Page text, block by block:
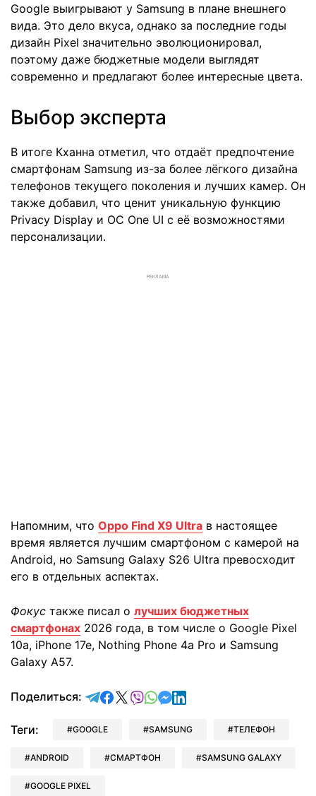
Google выигрывают у Samsung в плане внешнего
вида. Это дело вкуса, однако за последние годы
дизайн Pixel значительно эволюционировал,
поэтому даже бюджетные модели выглядят
современно и предлагают более интересные цвета.
Выбор эксперта
В итоге Кханна отметил, что отдаёт предпочтение
смартфонам Samsung из-за более лёгкого дизайна
телефонов текущего поколения и лучших камер. Он
также добавил, что ценит уникальную функцию
Privacy Display и ОС One UI с её возможностями
персонализации.
РЕКЛАМА
Напомним, что Oppo Find X9 Ultra в настоящее
время является лучшим смартфоном с камерой на
Android, но Samsung Galaxy S26 Ultra превосходит
его в отдельных аспектах.
Фокус также писал о лучших бюджетных
смартфонах 2026 года, в том числе о Google Pixel
10a, iPhone 17e, Nothing Phone 4a Pro и Samsung
Galaxy A57.
Поделиться: отправить в Telegram
поделиться в Facebook
поделиться в X
отправить в Viber
отправить в Whatsapp
отправить в Messenger
отправить в LinkedIn
Теги: GOOGLE SAMSUNG ТЕЛЕФОН
ANDROID СМАРТФОН SAMSUNG GALAXY
GOOGLE PIXEL